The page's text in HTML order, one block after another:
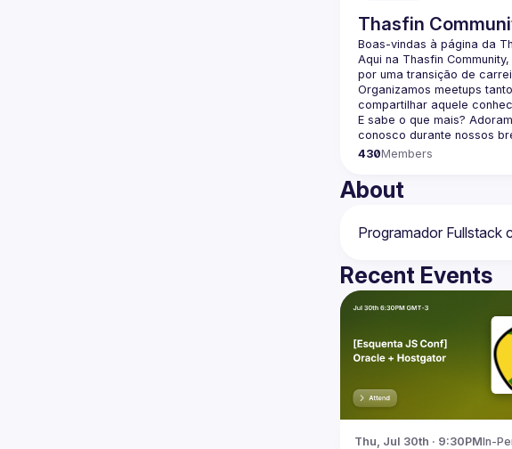
Thasfin
Boas-vindas à página da
Aqui na Thasfin
por uma transição de
Organizamos meetups
compartilhar aquele
E sabe o que mais?
conosco durante nossos
430Members
About
Recent Events
Thu, Jul 30th · 9:30PMIn-